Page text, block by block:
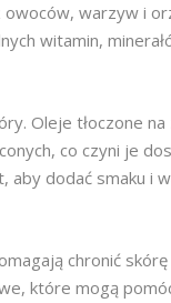
warzyw i
witamin,
Oleje tłoczone
co czyni je
aby dodać smaku i
chronić
które mogą